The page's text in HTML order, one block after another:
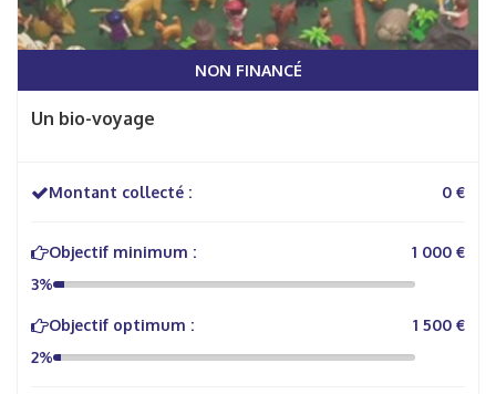
NON FINANCÉ
Un bio-voyage
Montant collecté : 0 €
Objectif minimum :
1 000 €
3%
Objectif optimum :
1 500 €
2%